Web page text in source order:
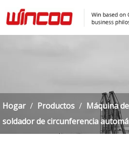
Hogar / Productos / Máquina
soldador de circunferencia
soldadura de tanque de costura